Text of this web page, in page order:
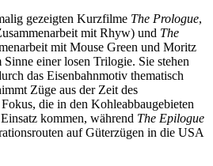
gezeigten Kurzfilme The Prologue,
mit Rhyw) und The
mit Mouse Green und Moritz
einer losen Trilogie. Sie stehen
das Eisenbahnmotiv thematisch
Züge aus der Zeit des
die in den Kohleabbaugebieten
kommen, während The Epilogue
auf Güterzügen in die USA